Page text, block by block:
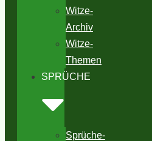
Witze-
Archiv
Witze-
Themen
SPRÜCHE
Sprüche-